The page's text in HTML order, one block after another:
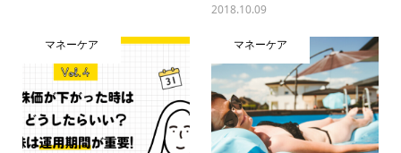
2018.10.09
マネーケア マネーケア